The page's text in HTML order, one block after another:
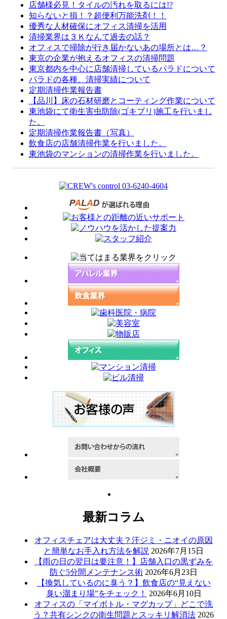
店舗様必見！タイルの汚れを取るには!?
知らないと損！？超便利万能洗剤！！
優秀な人材確保にオフィス清掃を活用
清掃業界は３Ｋなんて過去の話？
オフィスで掃除が行き届かないあの場所とは…？
東京の企業が抱えるオフィスの清掃問題
東京都内を中心に店舗清掃しているパラドについて
パラドの各種、清掃実績について
定期清掃作業報告書
【品川】床の石材研磨とコーティング作業について
東池袋にて衛生害虫防除(ゴキブリ)施工を行いまし
た。
定期清掃作業報告書（写真）
飲食店の店舗清掃作業を行いました。
東池袋のマンションの清掃作業を行いました。
最新コラム
オフィスチェアは大丈夫？汗ジミ・ニオイの原因
と簡単なお手入れ方法を解説 2026年7月15日
【雨の日の翌日は要注意！】店舗入口の黒ずみを
防ぐ5分間メンテナンス術 2026年6月23日
【換気しているのに臭う？】飲食店の“見えない
臭い溜まり場”をチェック！
2026年6月10日
オフィスの「マイボトル・マグカップ」どこで洗
う？共有シンクの衛生問題とスッキリ解消法 2026